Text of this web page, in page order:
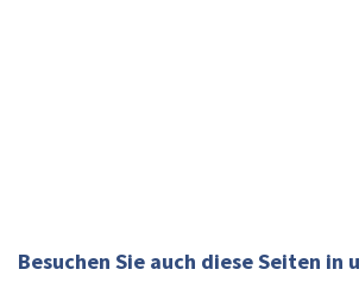
Besuchen Sie auch diese Seiten in